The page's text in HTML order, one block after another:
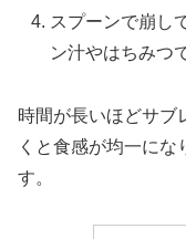
スプーンで崩し
ン汁やはちみつ
時間が長いほどサブ
くと食感が均一に
す。